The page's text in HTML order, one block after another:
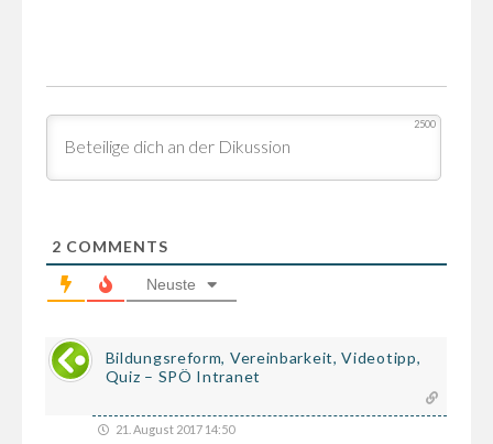
2500
2 COMMENTS
Neuste
Bildungsreform, Vereinbarkeit, Videotipp,
Quiz – SPÖ Intranet
21. August 2017 14:50